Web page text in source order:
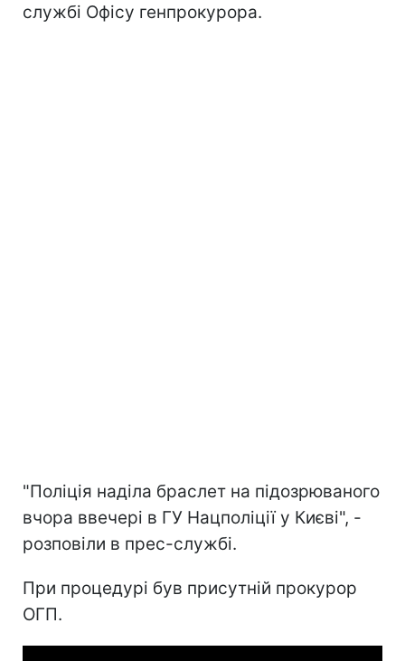
службі Офісу генпрокурора.
"Поліція наділа браслет на підозрюваного
вчора ввечері в ГУ Нацполіції у Києві", -
розповіли в прес-службі.
При процедурі був присутній прокурор
ОГП.